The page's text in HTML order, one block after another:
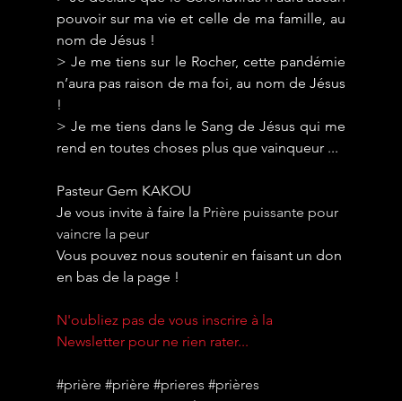
pouvoir sur ma vie et celle de ma famille, au
nom de Jésus !
> Je me tiens sur le Rocher, cette pandémie
n’aura pas raison de ma foi, au nom de Jésus
!
> Je me tiens dans le Sang de Jésus qui me
rend en toutes choses plus que vainqueur ...
Pasteur Gem KAKOU
Je vous invite à faire la Prière puissante pour
vaincre la peur
Vous pouvez nous soutenir en faisant un don
en bas de la page !
N'oubliez pas de vous inscrire à la
Newsletter pour ne rien rater...
#prière #prière #prieres #prières